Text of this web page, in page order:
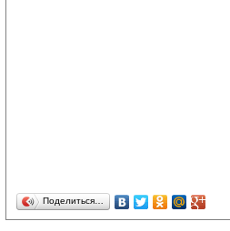
Поделиться…